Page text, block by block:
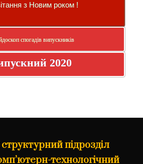
з Новим роком !
спогадів випускників
2020
підрозділ
технологічний